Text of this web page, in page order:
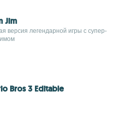
Jim
версия легендарной игры с супер-
Bros 3 Editable